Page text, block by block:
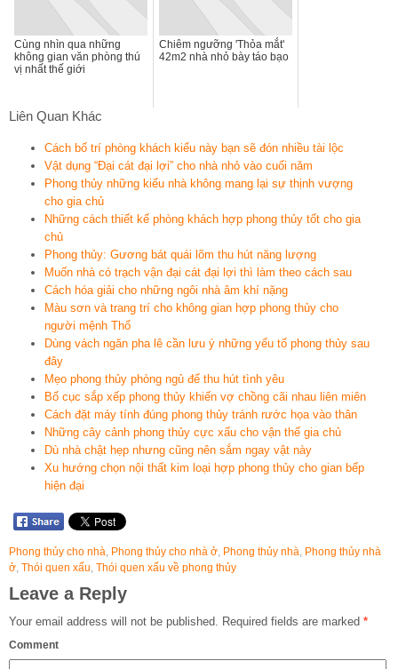
Cùng nhìn qua những
không gian văn phòng thú
vị nhất thế giới
Chiêm ngưỡng 'Thỏa mắt'
42m2 nhà nhỏ bày táo bạo
Liên Quan Khác
Cách bố trí phòng khách kiểu này bạn sẽ đón nhiều tài lộc
Vật dụng “Đại cát đại lợi” cho nhà nhỏ vào cuối năm
Phong thủy những kiểu nhà không mang lại sự thịnh vượng
cho gia chủ
Những cách thiết kế phòng khách hợp phong thủy tốt cho gia
chủ
Phong thủy: Gương bát quái lõm thu hút năng lượng
Muốn nhà có trạch vận đại cát đại lợi thì làm theo cách sau
Cách hóa giải cho những ngôi nhà âm khí nặng
Màu sơn và trang trí cho không gian hợp phong thủy cho
người mệnh Thổ
Dùng vách ngăn pha lê cần lưu ý những yếu tố phong thủy sau
đây
Mẹo phong thủy phòng ngủ để thu hút tình yêu
Bố cục sắp xếp phong thủy khiến vợ chồng cãi nhau liên miên
Cách đặt máy tính đúng phong thủy tránh rước họa vào thân
Những cây cảnh phong thủy cực xấu cho vận thế gia chủ
Dù nhà chật hẹp nhưng cũng nên sắm ngay vật này
Xu hướng chọn nội thất kim loại hợp phong thủy cho gian bếp
hiện đại
Phong thủy cho nhà, Phong thủy cho nhà ở, Phong thủy nhà, Phong thủy nhà
ở, Thói quen xấu, Thói quen xấu về phong thủy
Leave a Reply
Your email address will not be published. Required fields are marked *
Comment